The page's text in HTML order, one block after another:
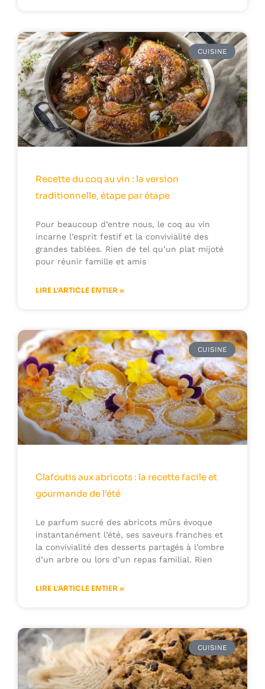
CUISINE
Recette du coq au vin : la version
traditionnelle, étape par étape
Pour beaucoup d’entre nous, le coq au vin
incarne l’esprit festif et la convivialité des
grandes tablées. Rien de tel qu’un plat mijoté
pour réunir famille et amis
LIRE L'ARTICLE ENTIER »
CUISINE
Clafoutis aux abricots : la recette facile et
gourmande de l’été
Le parfum sucré des abricots mûrs évoque
instantanément l’été, ses saveurs franches et
la convivialité des desserts partagés à l’ombre
d’un arbre ou lors d’un repas familial. Rien
LIRE L'ARTICLE ENTIER »
CUISINE